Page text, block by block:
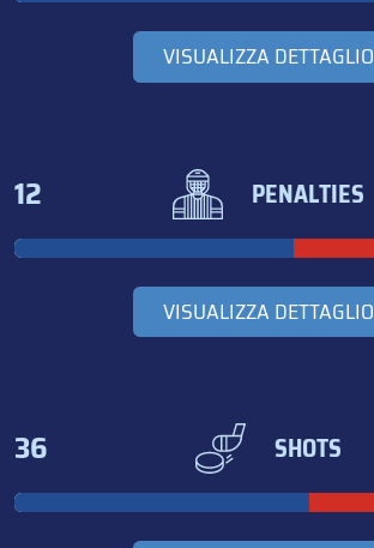
VISUALIZZA DETTAGLIO
12 PENALTIES
VISUALIZZA DETTAGLIO
36 SHOTS